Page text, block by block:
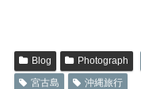
Blog Photograph
宮古島
沖縄旅行